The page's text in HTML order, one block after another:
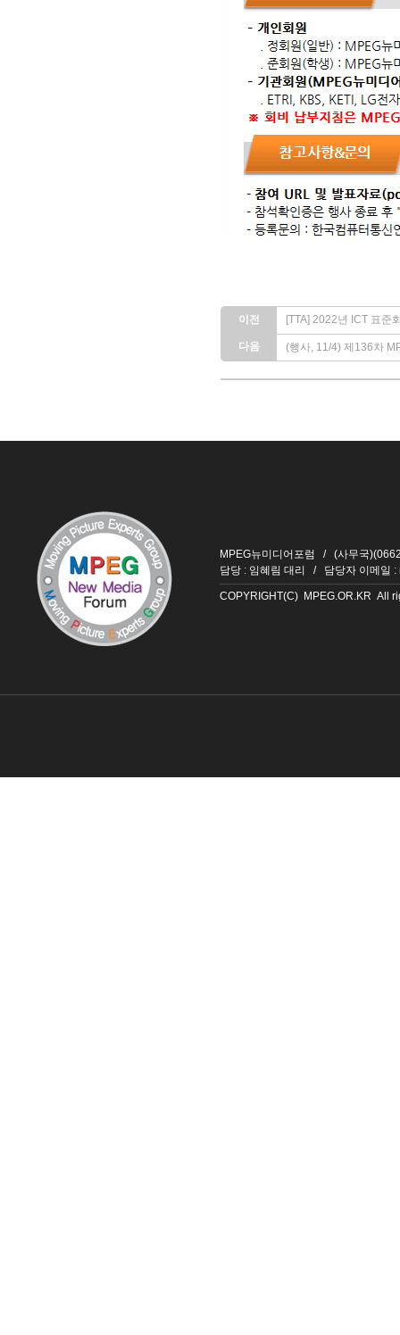
이전 [TTA] 2022년 ICT 표준
다음 (행사, 11/4) 제136차
MPEG뉴미디어포럼 / (사무국
담당 : 임혜림 대리 / 담당자 이메일 :
COPYRIGHT(C) MPEG.OR.KR All